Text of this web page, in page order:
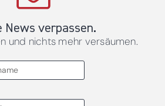
News verpassen.
und nichts mehr versäumen.